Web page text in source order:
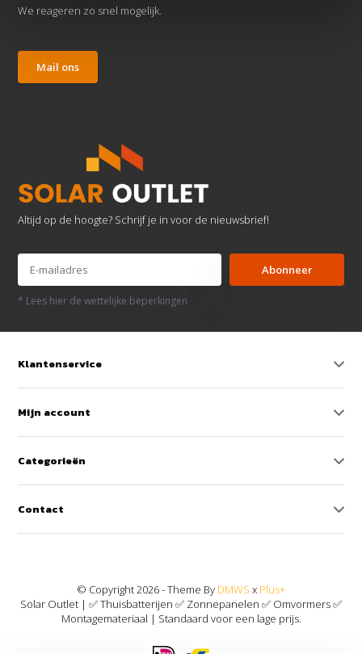
We reageren zo snel mogelijk.
Mail ons
Altijd op de hoogte? Schrijf je in voor de nieuwsbrief!
Abonneer
* Lees hier de wettelijke beperkingen
Klantenservice
Mijn account
Categorieën
Contact
© Copyright 2026 - Theme By DMWS x Plus+
Solar Outlet | ✅ Thuisbatterijen ✅ Zonnepanelen ✅ Omvormers ✅
Montagemateriaal | Standaard voor een lage prijs.